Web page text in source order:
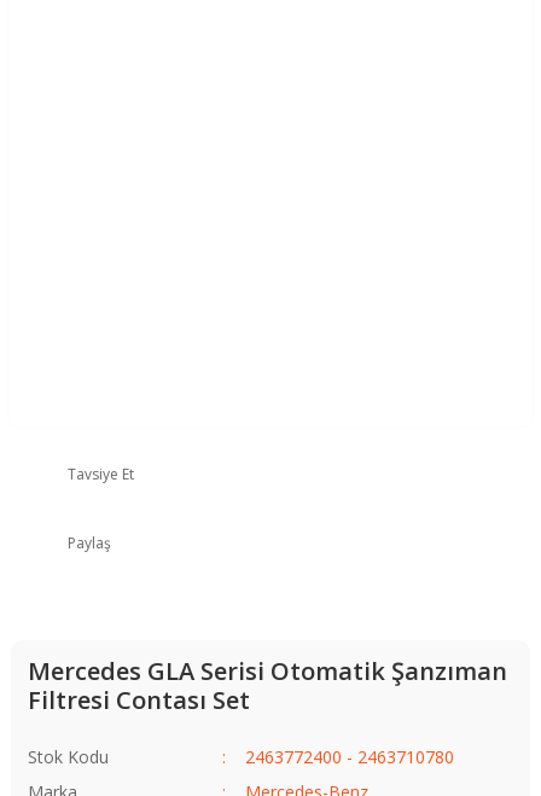
Tavsiye Et
Paylaş
Mercedes GLA Serisi Otomatik Şanzıman
Filtresi Contası Set
Stok Kodu
2463772400 - 2463710780